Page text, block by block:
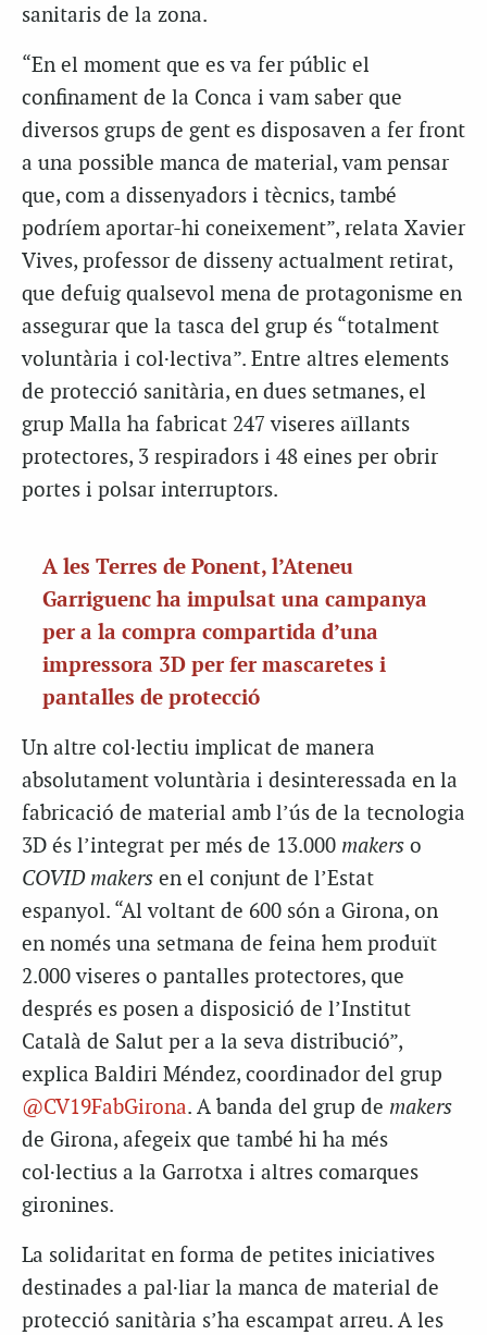
sanitaris de la zona.
“En el moment que es va fer públic el
confinament de la Conca i vam saber que
diversos grups de gent es disposaven a fer front
a una possible manca de material, vam pensar
que, com a dissenyadors i tècnics, també
podríem aportar-hi coneixement”, relata Xavier
Vives, professor de disseny actualment retirat,
que defuig qualsevol mena de protagonisme en
assegurar que la tasca del grup és “totalment
voluntària i col·lectiva”. Entre altres elements
de protecció sanitària, en dues setmanes, el
grup Malla ha fabricat 247 viseres aïllants
protectores, 3 respiradors i 48 eines per obrir
portes i polsar interruptors.
A les Terres de Ponent, l’Ateneu
Garriguenc ha impulsat una campanya
per a la compra compartida d’una
impressora 3D per fer mascaretes i
pantalles de protecció
Un altre col·lectiu implicat de manera
absolutament voluntària i desinteressada en la
fabricació de material amb l’ús de la tecnologia
3D és l’integrat per més de 13.000 makers o
COVID makers en el conjunt de l’Estat
espanyol. “Al voltant de 600 són a Girona, on
en només una setmana de feina hem produït
2.000 viseres o pantalles protectores, que
després es posen a disposició de l’Institut
Català de Salut per a la seva distribució”,
explica Baldiri Méndez, coordinador del grup
@CV19FabGirona. A banda del grup de makers
de Girona, afegeix que també hi ha més
col·lectius a la Garrotxa i altres comarques
gironines.
La solidaritat en forma de petites iniciatives
destinades a pal·liar la manca de material de
protecció sanitària s’ha escampat arreu. A les